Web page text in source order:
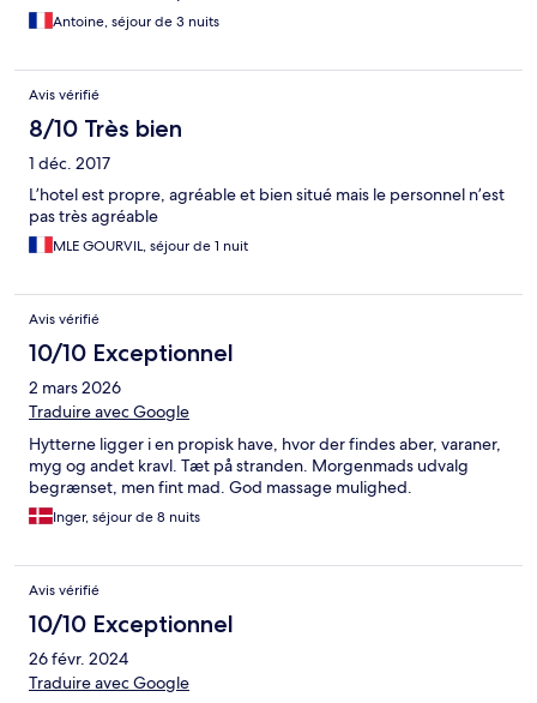
Antoine, séjour de 3 nuits
Avis vérifié
8/10 Très bien
1 déc. 2017
L’hotel est propre, agréable et bien situé mais le personnel n’est
pas très agréable
MLE GOURVIL, séjour de 1 nuit
Avis vérifié
10/10 Exceptionnel
2 mars 2026
Traduire avec Google
Hytterne ligger i en propisk have, hvor der findes aber, varaner,
myg og andet kravl. Tæt på stranden. Morgenmads udvalg
begrænset, men fint mad. God massage mulighed.
Inger, séjour de 8 nuits
Avis vérifié
10/10 Exceptionnel
26 févr. 2024
Traduire avec Google